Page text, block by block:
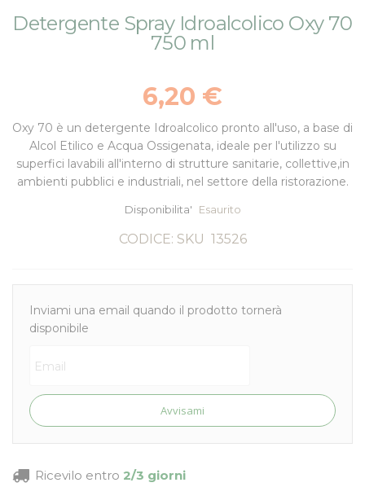
alla
all'inizio
Detergente Spray Idroalcolico Oxy 70
750 ml
6,20 €
Oxy 70 è un detergente Idroalcolico pronto all'uso, a base di
Alcol Etilico e Acqua Ossigenata, ideale per l'utilizzo su
superfici lavabili all'interno di strutture sanitarie, collettive,in
ambienti pubblici e industriali, nel settore della ristorazione.
Disponibilita' Esaurito
CODICE: SKU 13526
Inviami una email quando il prodotto tornerà
disponibile
Avvisami
Ricevilo entro 2/3 giorni